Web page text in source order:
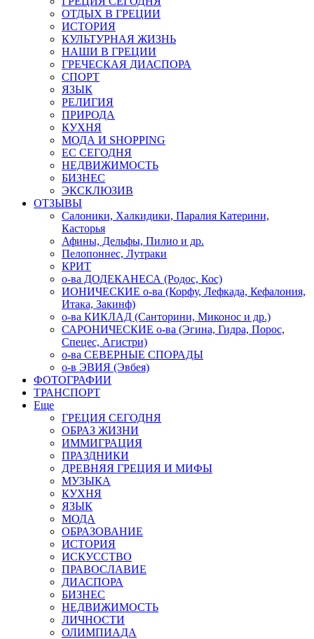
ОТДЫХ В ГРЕЦИИ
ИСТОРИЯ
КУЛЬТУРНАЯ ЖИЗНЬ
НАШИ В ГРЕЦИИ
ГРЕЧЕСКАЯ ДИАСПОРА
СПОРТ
ЯЗЫК
РЕЛИГИЯ
ПРИРОДА
КУХНЯ
МОДА И SHOPPING
ЕС СЕГОДНЯ
НЕДВИЖИМОСТЬ
БИЗНЕС
ЭКСКЛЮЗИВ
ОТЗЫВЫ
Салоники, Халкидики, Паралия Катерини,
Касторья
Афины, Дельфы, Пилио и др.
Пелопоннес, Лутраки
КРИТ
о-ва ДОДЕКАНЕСА (Родос, Кос)
ИОНИЧЕСКИЕ о-ва (Корфу, Лефкада, Кефалония,
Итака, Закинф)
о-ва КИКЛАД (Санторини, Миконос и др.)
САРОНИЧЕСКИЕ о-ва (Эгина, Гидра, Порос,
Спецес, Агистри)
о-ва СЕВЕРНЫЕ СПОРАДЫ
о-в ЭВИЯ (Эвбея)
ФОТОГРАФИИ
ТРАНСПОРТ
Еще
ГРЕЦИЯ СЕГОДНЯ
ОБРАЗ ЖИЗНИ
ИММИГРАЦИЯ
ПРАЗДНИКИ
ДРЕВНЯЯ ГРЕЦИЯ И МИФЫ
МУЗЫКА
КУХНЯ
ЯЗЫК
МОДА
ОБРАЗОВАНИЕ
ИСТОРИЯ
ИСКУССТВО
ПРАВОСЛАВИЕ
ДИАСПОРА
БИЗНЕС
НЕДВИЖИМОСТЬ
ЛИЧНОСТИ
ОЛИМПИАДА